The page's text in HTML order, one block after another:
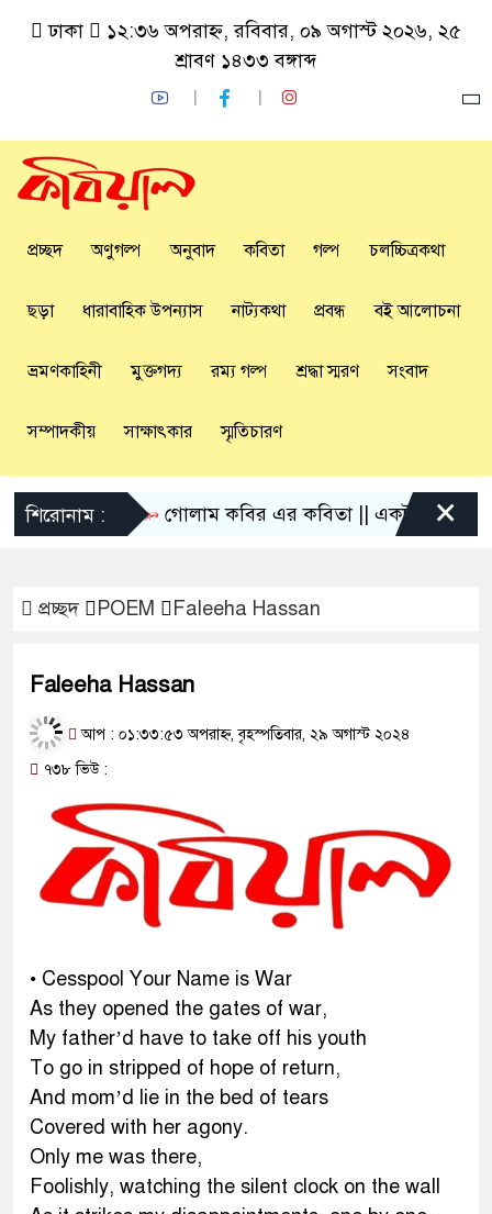
ঢাকা
১২:৩৬ অপরাহ্ন, রবিবার, ০৯ অগাস্ট ২০২৬, ২৫
শ্রাবণ ১৪৩৩ বঙ্গাব্দ
প্রচ্ছদ অণুগল্প অনুবাদ কবিতা গল্প চলচ্চিত্রকথা
ছড়া ধারাবাহিক উপন্যাস নাট্যকথা প্রবন্ধ বই আলোচনা
ভ্রমণকাহিনী মুক্তগদ্য রম্য গল্প শ্রদ্ধা স্মরণ সংবাদ
সম্পাদকীয় সাক্ষাৎকার স্মৃতিচারণ
শিরোনাম : গোলাম কবির এর কবিতা || একটা কাঙ্ক্ষিত×
প্রচ্ছদ POEM Faleeha Hassan
Faleeha Hassan
আপ : ০১:৩৩:৫৩ অপরাহ্ন, বৃহস্পতিবার, ২৯ অগাস্ট ২০২৪
৭৩৮ ভিউ :
• Cesspool Your Name is War
As they opened the gates of war,
My father’d have to take off his youth
To go in stripped of hope of return,
And mom’d lie in the bed of tears
Covered with her agony.
Only me was there,
Foolishly, watching the silent clock on the wall